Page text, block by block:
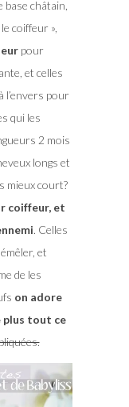
base châtain,
coiffeur »,
pour
et celles
l’envers pour
qui les
2 mois
longs et
mieux court?
coiffeur, et
. Celles
et
de les
on adore
plus tout ce